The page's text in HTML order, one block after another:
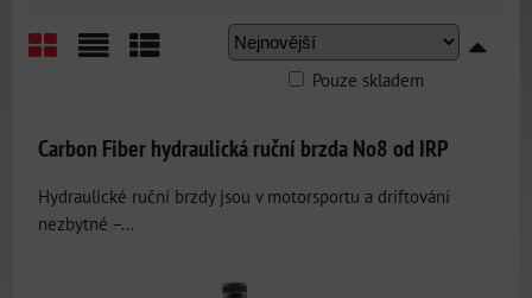
Pouze skladem
Carbon Fiber hydraulická ruční brzda No8 od IRP
Hydraulické ruční brzdy jsou v motorsportu a driftování
nezbytné –...